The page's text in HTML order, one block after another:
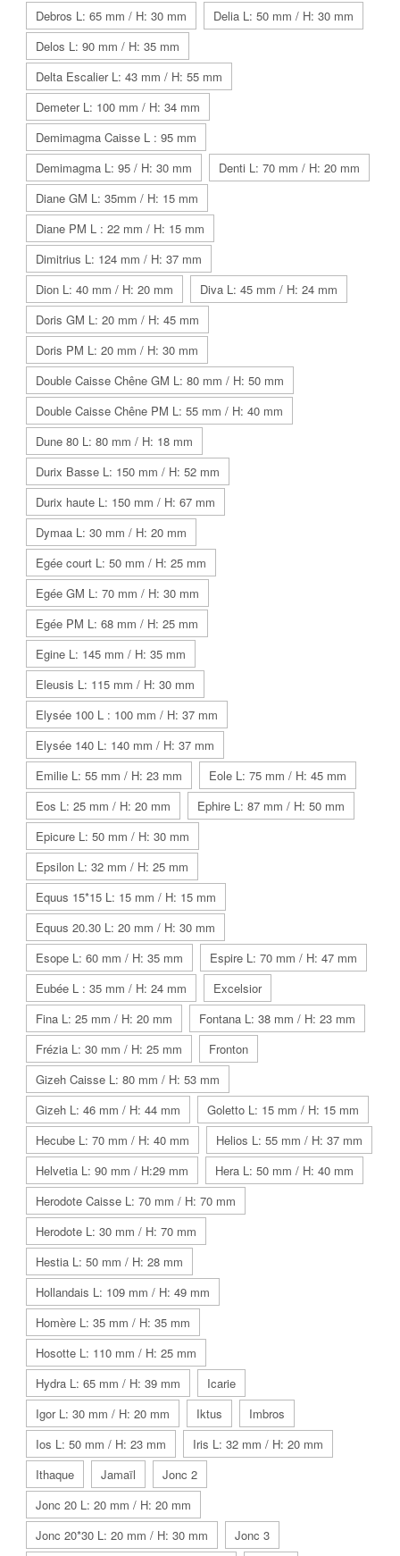
Debros L: 65 mm / H: 30 mm
Delia L: 50 mm / H: 30 mm
Delos L: 90 mm / H: 35 mm
Delta Escalier L: 43 mm / H: 55 mm
Demeter L: 100 mm / H: 34 mm
Demimagma Caisse L : 95 mm
Demimagma L: 95 / H: 30 mm
Denti L: 70 mm / H: 20 mm
Diane GM L: 35mm / H: 15 mm
Diane PM L : 22 mm / H: 15 mm
Dimitrius L: 124 mm / H: 37 mm
Dion L: 40 mm / H: 20 mm
Diva L: 45 mm / H: 24 mm
Doris GM L: 20 mm / H: 45 mm
Doris PM L: 20 mm / H: 30 mm
Double Caisse Chêne GM L: 80 mm / H: 50 mm
Double Caisse Chêne PM L: 55 mm / H: 40 mm
Dune 80 L: 80 mm / H: 18 mm
Durix Basse L: 150 mm / H: 52 mm
Durix haute L: 150 mm / H: 67 mm
Dymaa L: 30 mm / H: 20 mm
Egée court L: 50 mm / H: 25 mm
Egée GM L: 70 mm / H: 30 mm
Egée PM L: 68 mm / H: 25 mm
Egine L: 145 mm / H: 35 mm
Eleusis L: 115 mm / H: 30 mm
Elysée 100 L : 100 mm / H: 37 mm
Elysée 140 L: 140 mm / H: 37 mm
Emilie L: 55 mm / H: 23 mm
Eole L: 75 mm / H: 45 mm
Eos L: 25 mm / H: 20 mm
Ephire L: 87 mm / H: 50 mm
Epicure L: 50 mm / H: 30 mm
Epsilon L: 32 mm / H: 25 mm
Equus 15*15 L: 15 mm / H: 15 mm
Equus 20.30 L: 20 mm / H: 30 mm
Esope L: 60 mm / H: 35 mm
Espire L: 70 mm / H: 47 mm
Eubée L : 35 mm / H: 24 mm
Excelsior
Fina L: 25 mm / H: 20 mm
Fontana L: 38 mm / H: 23 mm
Frézia L: 30 mm / H: 25 mm
Fronton
Gizeh Caisse L: 80 mm / H: 53 mm
Gizeh L: 46 mm / H: 44 mm
Goletto L: 15 mm / H: 15 mm
Hecube L: 70 mm / H: 40 mm
Helios L: 55 mm / H: 37 mm
Helvetia L: 90 mm / H:29 mm
Hera L: 50 mm / H: 40 mm
Herodote Caisse L: 70 mm / H: 70 mm
Herodote L: 30 mm / H: 70 mm
Hestia L: 50 mm / H: 28 mm
Hollandais L: 109 mm / H: 49 mm
Homère L: 35 mm / H: 35 mm
Hosotte L: 110 mm / H: 25 mm
Hydra L: 65 mm / H: 39 mm
Icarie
Igor L: 30 mm / H: 20 mm
Iktus
Imbros
Ios L: 50 mm / H: 23 mm
Iris L: 32 mm / H: 20 mm
Ithaque
Jamaïl
Jonc 2
Jonc 20 L: 20 mm / H: 20 mm
Jonc 20*30 L: 20 mm / H: 30 mm
Jonc 3